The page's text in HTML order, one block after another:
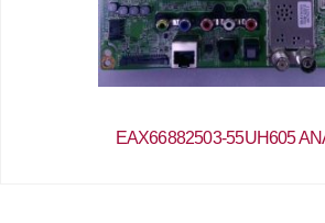
EAX66882503-55UH605